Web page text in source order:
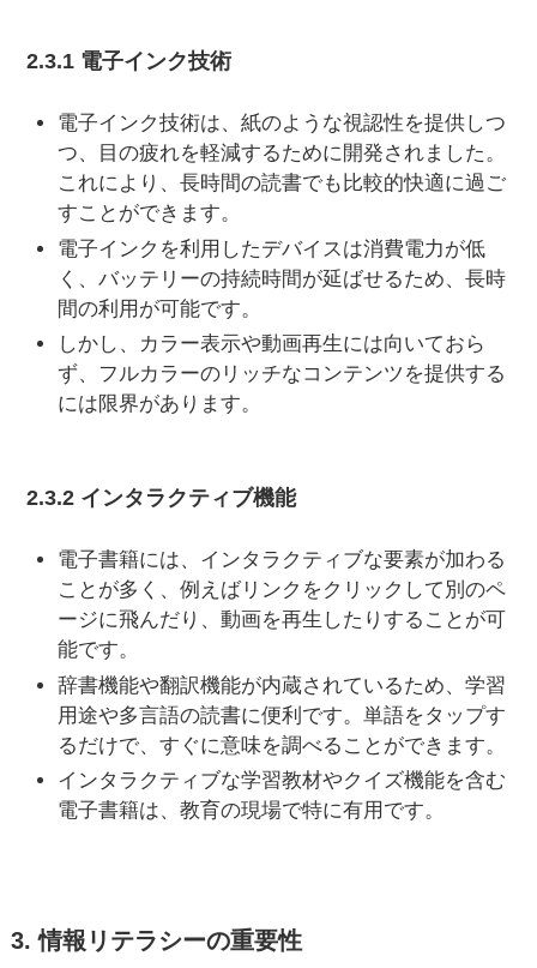
2.3.1 電子インク技術
電子インク技術は、紙のような視認性を提供しつ
つ、目の疲れを軽減するために開発されました。
これにより、長時間の読書でも比較的快適に過ご
すことができます。
電子インクを利用したデバイスは消費電力が低
く、バッテリーの持続時間が延ばせるため、長時
間の利用が可能です。
しかし、カラー表示や動画再生には向いておら
ず、フルカラーのリッチなコンテンツを提供する
には限界があります。
2.3.2 インタラクティブ機能
電子書籍には、インタラクティブな要素が加わる
ことが多く、例えばリンクをクリックして別のペ
ージに飛んだり、動画を再生したりすることが可
能です。
辞書機能や翻訳機能が内蔵されているため、学習
用途や多言語の読書に便利です。単語をタップす
るだけで、すぐに意味を調べることができます。
インタラクティブな学習教材やクイズ機能を含む
電子書籍は、教育の現場で特に有用です。
3. 情報リテラシーの重要性